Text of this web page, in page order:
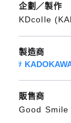
企劃／製作
KDcolle
製造商
販售商
Good Smile